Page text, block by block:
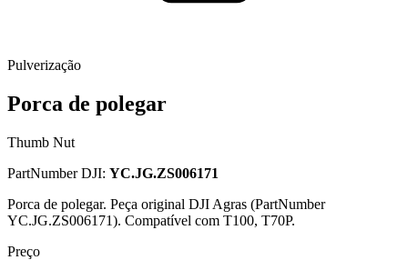
Pulverização
Porca de polegar
Thumb Nut
PartNumber DJI: YC.JG.ZS006171
Porca de polegar. Peça original DJI Agras (PartNumber
YC.JG.ZS006171). Compatível com T100, T70P.
Preço